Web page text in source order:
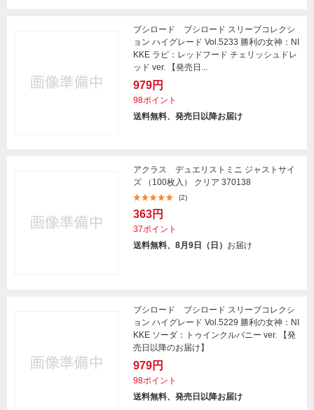
ブシロード ブシロード スリーブコレクシ
ョン ハイグレード Vol.5233 勝利の女神：NI
KKE ラピ：レッドフード チェリッシュドレ
ッド ver. 【発売日...
979円
98ポイント
送料無料、発売日以降お届け
アクラス デュエリストミニ ジャストサイ
ズ （100枚入） クリア 370138
(2)
363円
37ポイント
送料無料、8月9日（日） お届け
ブシロード ブシロード スリーブコレクシ
ョン ハイグレード Vol.5229 勝利の女神：NI
KKE ソーダ：トゥインクルバニー ver. 【発
売日以降のお届け】
979円
98ポイント
送料無料、発売日以降お届け